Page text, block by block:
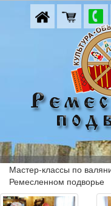
Мастер-классы по
Ремесленном подворье